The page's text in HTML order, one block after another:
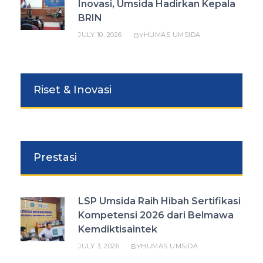
Inovasi, Umsida Hadirkan Kepala
BRIN
JULY 10, 2026 BYHUMAS UMSIDA
Riset & Inovasi
Prestasi
LSP Umsida Raih Hibah Sertifikasi
Kompetensi 2026 dari Belmawa
Kemdiktisaintek
JULY 3, 2026 BYHUMAS UMSIDA